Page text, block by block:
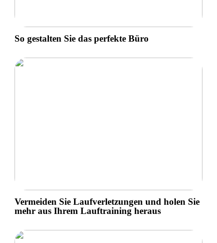
So gestalten Sie das perfekte Büro
Vermeiden Sie Laufverletzungen und holen Sie
mehr aus Ihrem Lauftraining heraus